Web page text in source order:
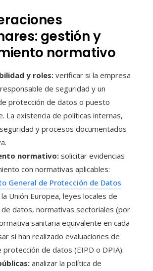
gestión y
normativo
y roles: verificar si la empresa
de seguridad y un
protección de datos o puesto
La existencia de políticas internas,
y procesos documentados
normativo: solicitar evidencias
con normativas aplicables:
General de Protección de Datos
Unión Europea, leyes locales de
datos, normativas sectoriales (por
sanitaria equivalente en cada
si han realizado evaluaciones de
protección de datos (EIPD o DPIA).
analizar la política de